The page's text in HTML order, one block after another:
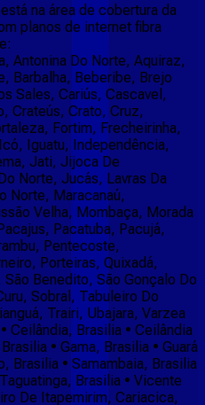
na área de cobertura da
planos de internet fibra
Antonina Do Norte, Aquiraz,
Barbalha, Beberibe, Brejo
Sales, Cariús, Cascavel,
Crateús, Crato, Cruz,
Fortim, Frecheirinha,
Iguatu, Independência,
Jati, Jijoca De
Norte, Jucás, Lavras Da
Norte, Maracanaú,
Velha, Mombaça, Morada
Pacatuba, Pacujá,
Pentecoste,
Porteiras, Quixadá,
Benedito, São Gonçalo Do
Sobral, Tabuleiro Do
Trairi, Ubajara, Varzea
Ceilândia, Brasilia • Ceilândia
• Gama, Brasilia • Guará
Brasilia • Samambaia, Brasilia
Brasilia • Vicente
De Itapemirim, Cariacica,